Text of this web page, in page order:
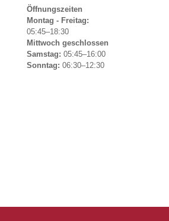
Öffnungszeiten
Montag - Freitag:
05:45–18:30
Mittwoch geschlossen
Samstag: 05:45–16:00
Sonntag: 06:30–12:30